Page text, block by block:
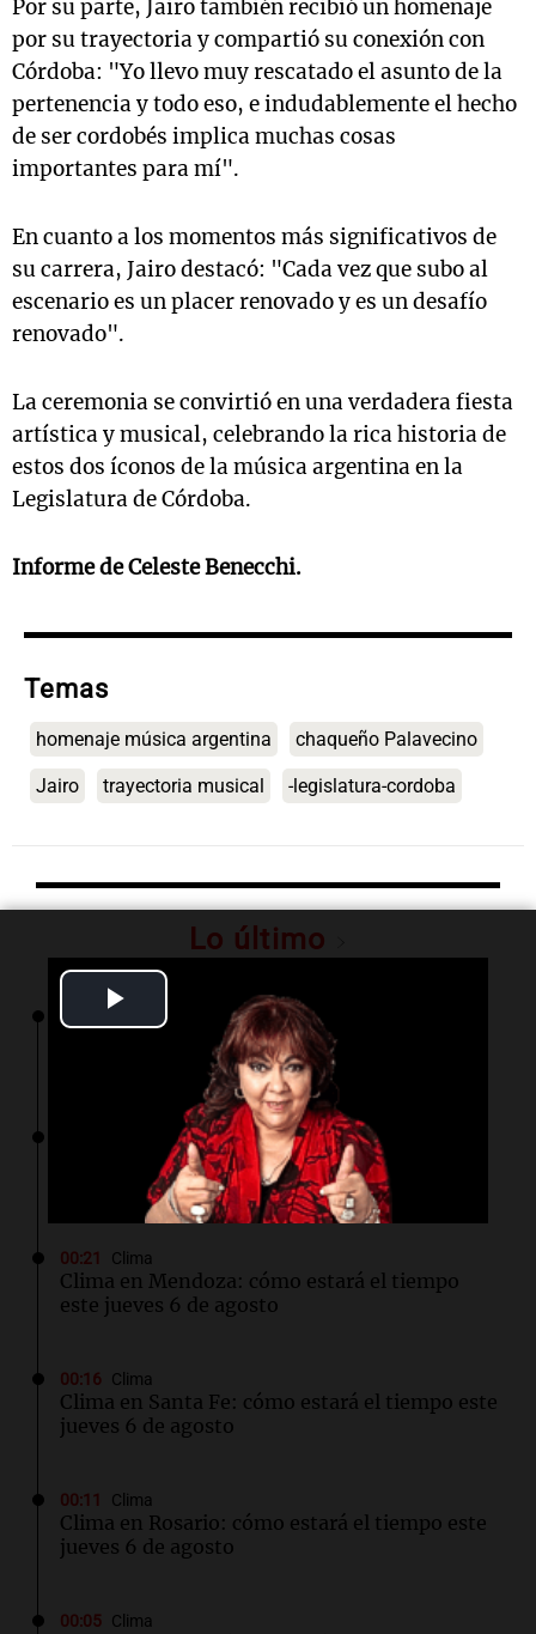
Video
Por su parte, Jairo también recibió un homenaje
por su trayectoria y compartió su conexión con
Córdoba: "Yo llevo muy rescatado el asunto de la
pertenencia y todo eso, e indudablemente el hecho
de ser cordobés implica muchas cosas
importantes para mí".
En cuanto a los momentos más significativos de
su carrera, Jairo destacó: "Cada vez que subo al
escenario es un placer renovado y es un desafío
renovado".
La ceremonia se convirtió en una verdadera fiesta
artística y musical, celebrando la rica historia de
estos dos íconos de la música argentina en la
Legislatura de Córdoba.
Informe de Celeste Benecchi.
Temas
homenaje música argentina chaqueño Palavecino
Jairo trayectoria musical -legislatura-cordoba
Lo último
00:32
Clima en Salta: cómo estará el tiempo este
jueves 6 de agosto
Clima en Tucumán: cómo estará el tiempo
este jueves 6 de agosto
00:21 Clima
Clima en Mendoza: cómo estará el tiempo
este jueves 6 de agosto
00:16 Clima
Clima en Santa Fe: cómo estará el tiempo este
jueves 6 de agosto
00:11 Clima
Clima en Rosario: cómo estará el tiempo este
jueves 6 de agosto
00:05 Clima